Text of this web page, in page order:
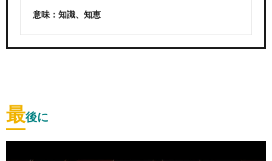
意味：知識、知恵
最後に